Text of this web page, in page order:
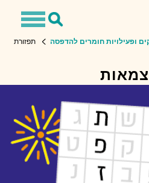
Toggle
navigationToggle
חומרים להדפסה
תפזורת